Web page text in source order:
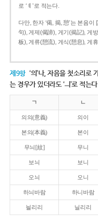
로 ‘ㅖ’로 적는다.
다만, 한자 ‘偈, 揭, 憩’는 본음이
句), 게제(偈諦), 게기(揭記), 게
板), 게류(憩流), 게식(憩息), 게
제9항 ‘의’나, 자음을 첫소리로
는 경우가 있더라도 ‘ㅢ’로 적는
ㄱ ㄴ
의의(意義) 의이
본의(本義) 본이
무늬[紋] 무니
보늬 보니
오늬 오니
하늬바람 하니바람
늴리리 닐리리